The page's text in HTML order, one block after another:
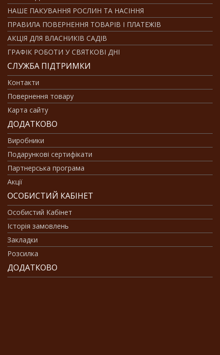
НАШЕ ПАКУВАННЯ РОСЛИН ТА НАСІННЯ
ПРАВИЛА ПОВЕРНЕННЯ ТОВАРІВ І ПЛАТЕЖІВ
АКЦІЯ ДЛЯ ВЛАСНИКІВ САДІВ
ГРАФІК РОБОТИ У СВЯТКОВІ ДНІ
СЛУЖБА ПІДТРИМКИ
Контакти
Повернення товару
Карта сайту
ДОДАТКОВО
Виробники
Подарункові сертифікати
Партнерська програма
Акції
ОСОБИСТИЙ КАБІНЕТ
Особистий Кабінет
Історія замовлень
Закладки
Розсилка
ДОДАТКОВО